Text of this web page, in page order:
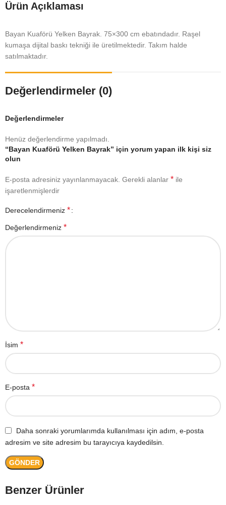
Ürün Açıklaması
Bayan Kuaförü Yelken Bayrak. 75×300 cm ebatındadır. Raşel
kumaşa dijital baskı tekniği ile üretilmektedir. Takım halde
satılmaktadır.
Değerlendirmeler (0)
Değerlendirmeler
Henüz değerlendirme yapılmadı.
“Bayan Kuaförü Yelken Bayrak” için yorum yapan ilk kişi siz
olun
E-posta adresiniz yayınlanmayacak. Gerekli alanlar * ile
işaretlenmişlerdir
Derecelendirmeniz *
Değerlendirmeniz *
İsim *
E-posta *
Daha sonraki yorumlarımda kullanılması için adım, e-posta
adresim ve site adresim bu tarayıcıya kaydedilsin.
Benzer Ürünler